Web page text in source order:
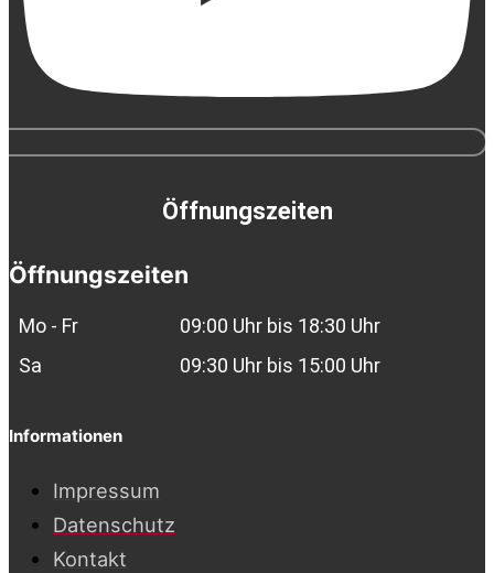
Öffnungszeiten
Öffnungszeiten
Mo - Fr
09:00 Uhr bis 18:30 Uhr
Sa
09:30 Uhr bis 15:00 Uhr
Informationen
Impressum
Datenschutz
Kontakt